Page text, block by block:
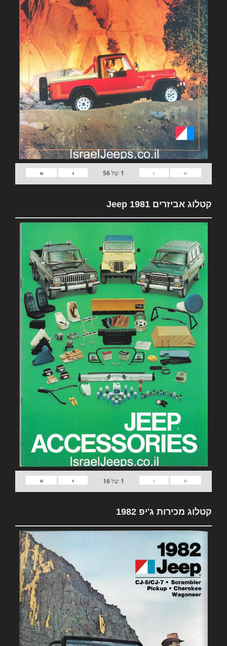
«
‹
1 של56
›
»
קטלוג אביזרים 1981 Jeep
«
‹
1 של16
›
»
קטלוג מכירות ג'יפ 1982